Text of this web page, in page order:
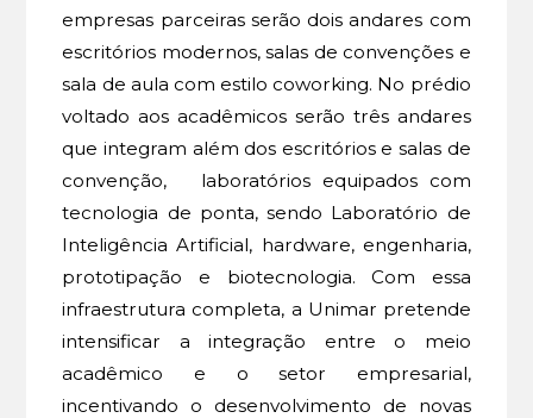
empresas parceiras serão dois andares com
escritórios modernos, salas de convenções e
sala de aula com estilo coworking. No prédio
voltado aos acadêmicos serão três andares
que integram além dos escritórios e salas de
convenção, laboratórios equipados com
tecnologia de ponta, sendo Laboratório de
Inteligência Artificial, hardware, engenharia,
prototipação e biotecnologia. Com essa
infraestrutura completa, a Unimar pretende
intensificar a integração entre o meio
acadêmico e o setor empresarial,
incentivando o desenvolvimento de novas